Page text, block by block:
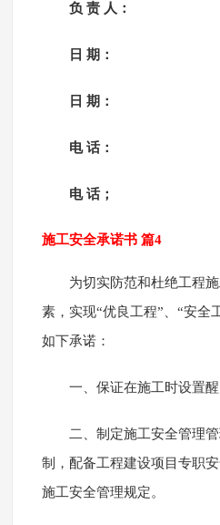
负 责 人：
日 期：
日 期：
电 话：
电 话；
施工安全承诺书 篇4
为切实防范和杜绝工程
素，实现“优良工程”、“安全
如下承诺：
一、保证在施工时设置醒
二、制定施工安全管理
制，配备工程建设项目专职
施工安全管理规定。